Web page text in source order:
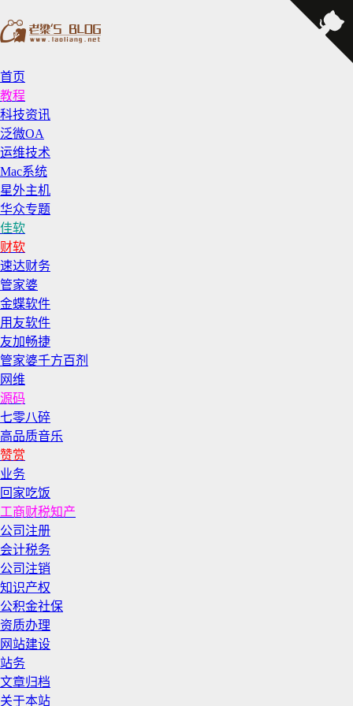
首页
教程
科技资讯
泛微OA
运维技术
Mac系统
星外主机
华众专题
佳软
财软
速达财务
管家婆
金蝶软件
用友软件
友加畅捷
管家婆千方百剂
网维
源码
七零八碎
高品质音乐
赞赏
业务
回家吃饭
工商财税知产
公司注册
会计税务
公司注销
知识产权
公积金社保
资质办理
网站建设
站务
文章归档
关于本站